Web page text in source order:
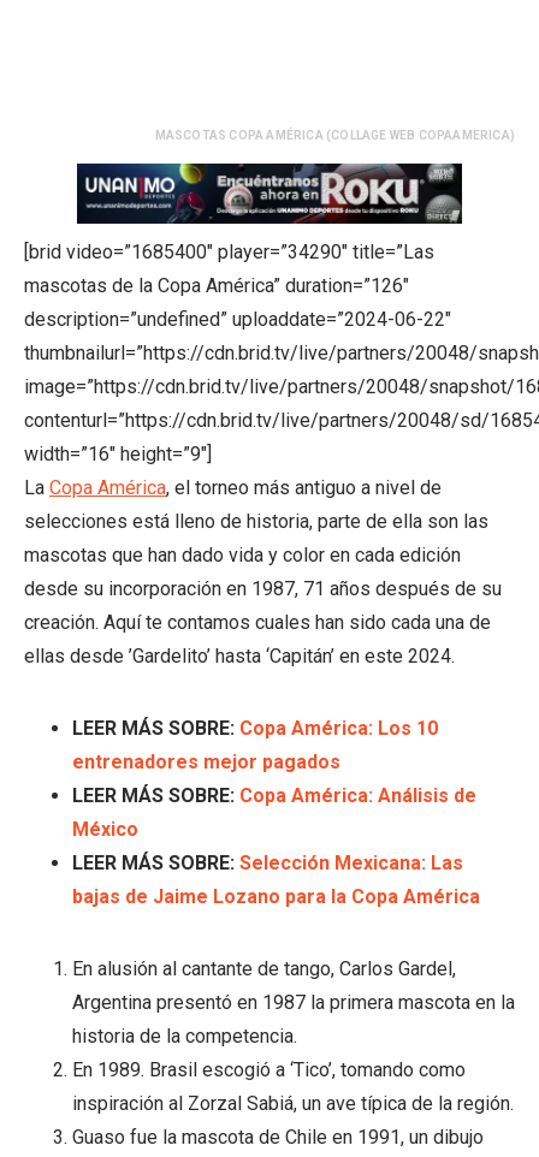
MASCOTAS COPA AMÉRICA (COLLAGE WEB COPAAMERICA)
[brid video=”1685400″ player=”34290″ title=”Las
mascotas de la Copa América” duration=”126″
description=”undefined” uploaddate=”2024-06-22″
thumbnailurl=”https://cdn.brid.tv/live/partners/20048/
image=”https://cdn.brid.tv/live/partners/20048/snapshot/
contenturl=”https://cdn.brid.tv/live/partners/20048/sd/
width=”16″ height=”9″]
La Copa América, el torneo más antiguo a nivel de
selecciones está lleno de historia, parte de ella son las
mascotas que han dado vida y color en cada edición
desde su incorporación en 1987, 71 años después de su
creación. Aquí te contamos cuales han sido cada una de
ellas desde ’Gardelito’ hasta ‘Capitán’ en este 2024.
LEER MÁS SOBRE: Copa América: Los 10
entrenadores mejor pagados
LEER MÁS SOBRE: Copa América: Análisis de
México
LEER MÁS SOBRE: Selección Mexicana: Las
bajas de Jaime Lozano para la Copa América
En alusión al cantante de tango, Carlos Gardel,
Argentina presentó en 1987 la primera mascota en la
historia de la competencia.
En 1989. Brasil escogió a ‘Tico’, tomando como
inspiración al Zorzal Sabiá, un ave típica de la región.
Guaso fue la mascota de Chile en 1991, un dibujo